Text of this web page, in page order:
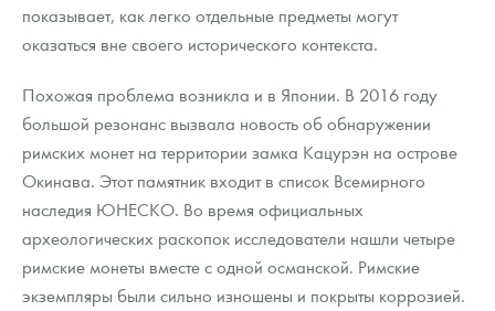
показывает, как легко отдельные предметы могут
оказаться вне своего исторического контекста.
Похожая проблема возникла и в Японии. В 2016 году
большой резонанс вызвала новость об обнаружении
римских монет на территории замка Кацурэн на острове
Окинава. Этот памятник входит в список Всемирного
наследия ЮНЕСКО. Во время официальных
археологических раскопок исследователи нашли четыре
римские монеты вместе с одной османской. Римские
экземпляры были сильно изношены и покрыты коррозией.